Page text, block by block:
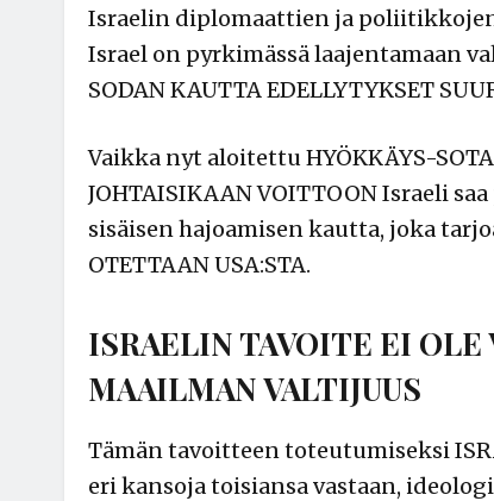
Israelin diplomaattien ja
Israel on pyrkimässä laajentamaan
SODAN KAUTTA EDELLYTYKSET
Vaikka nyt aloitettu HYÖKKÄYS-
JOHTAISIKAAN VOITTOON Israeli
sisäisen hajoamisen kautta, joka
OTETTAAN USA:STA.
ISRAELIN TAVOITE EI
MAAILMAN VALTIJUUS
Tämän tavoitteen toteutumiseksi
eri kansoja toisiansa vastaan,